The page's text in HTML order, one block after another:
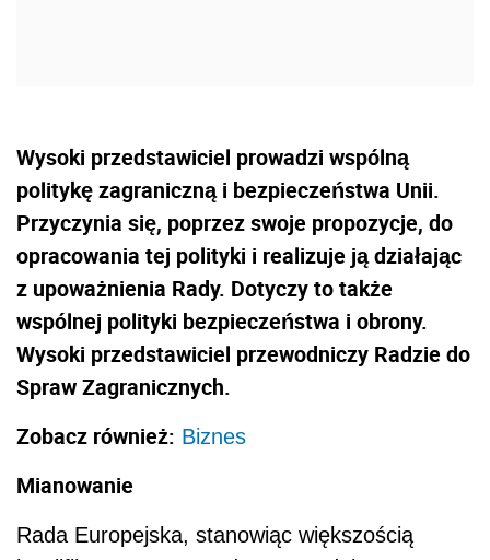
Wysoki przedstawiciel prowadzi wspólną
politykę zagraniczną i bezpieczeństwa Unii.
Przyczynia się, poprzez swoje propozycje, do
opracowania tej polityki i realizuje ją działając
z upoważnienia Rady. Dotyczy to także
wspólnej polityki bezpieczeństwa i obrony.
Wysoki przedstawiciel przewodniczy Radzie do
Spraw Zagranicznych.
Zobacz również: Biznes
Mianowanie
Rada Europejska, stanowiąc większością